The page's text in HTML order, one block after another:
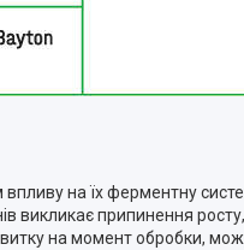
на їх ферментну
викликає припинення
на момент обробки,